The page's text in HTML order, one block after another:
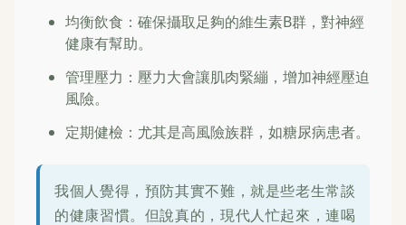
均衡飲食：確保攝取足夠的維生素B群，對神經
健康有幫助。
管理壓力：壓力大會讓肌肉緊繃，增加神經壓迫
風險。
定期健檢：尤其是高風險族群，如糖尿病患者。
我個人覺得，預防其實不難，就是些老生常談
的健康習慣。但說真的，現代人忙起來，連喝